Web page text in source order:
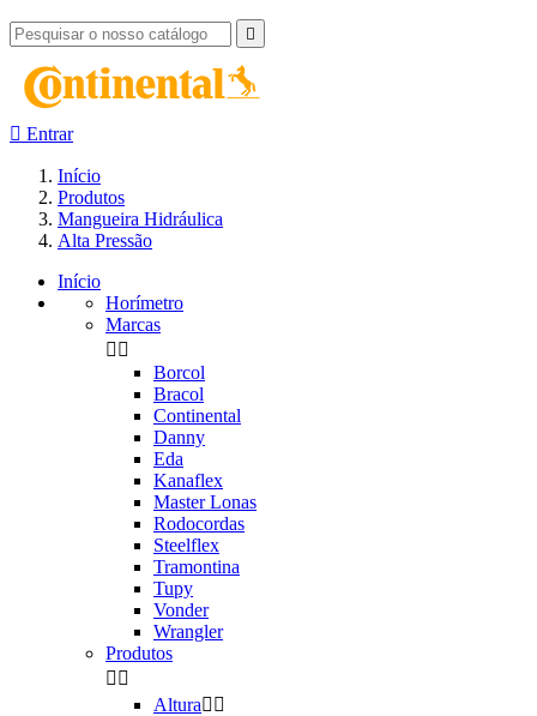

 Entrar
Início
Produtos
Mangueira Hidráulica
Alta Pressão
Início
Horímetro
Marcas
 
Borcol
Bracol
Continental
Danny
Eda
Kanaflex
Master Lonas
Rodocordas
Steelflex
Tramontina
Tupy
Vonder
Wrangler
Produtos
 
Altura 